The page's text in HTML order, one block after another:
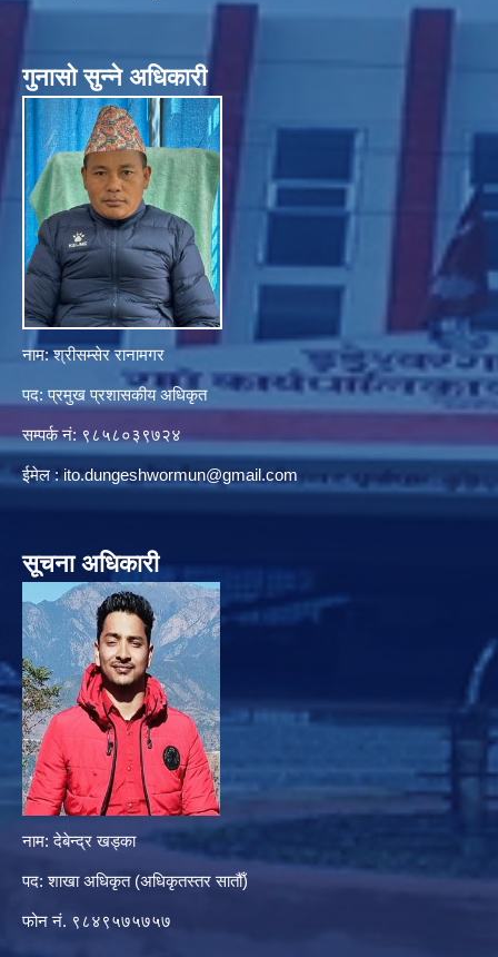
गुनासाे सुन्ने अधिकारी
नाम: श्रीसम्सेर रानामगर
पद: प्रमुख प्रशासकीय अधिकृत
सम्पर्क नं: ९८५८०३९७२४
ईमेल :ito.dungeshwormun@gmail.com
सूचना अधिकारी
नाम: देबेन्द्र खड्का
पद: शाखा अधिकृत (अधिकृतस्तर सातौँ)
फोन नं. ९८४९५७५७५७